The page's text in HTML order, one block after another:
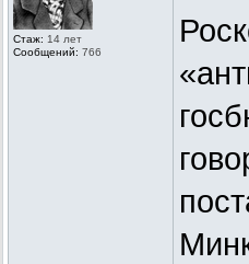
Стаж: 14 лет
Сообщений: 766